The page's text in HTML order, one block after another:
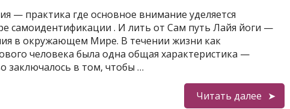
— практика где основное внимание уделяется
самоидентификации . И лить от Сам путь Лайя йоги —
в окружающем Мире. В течении жизни как
человека была одна общая характеристика —
заключалось в том, чтобы …
Читать далее